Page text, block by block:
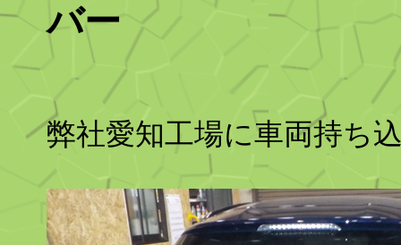
バー
弊社愛知工場に車両持ち